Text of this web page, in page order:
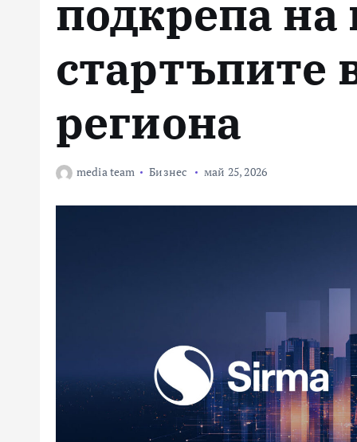
подкрепа
стартъпите
региона
media team Бизнес май 25, 2026